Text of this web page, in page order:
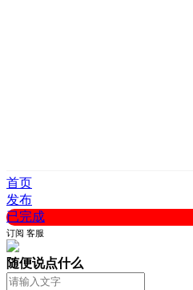
首页
发布
已完成
订阅 客服
随便说点什么